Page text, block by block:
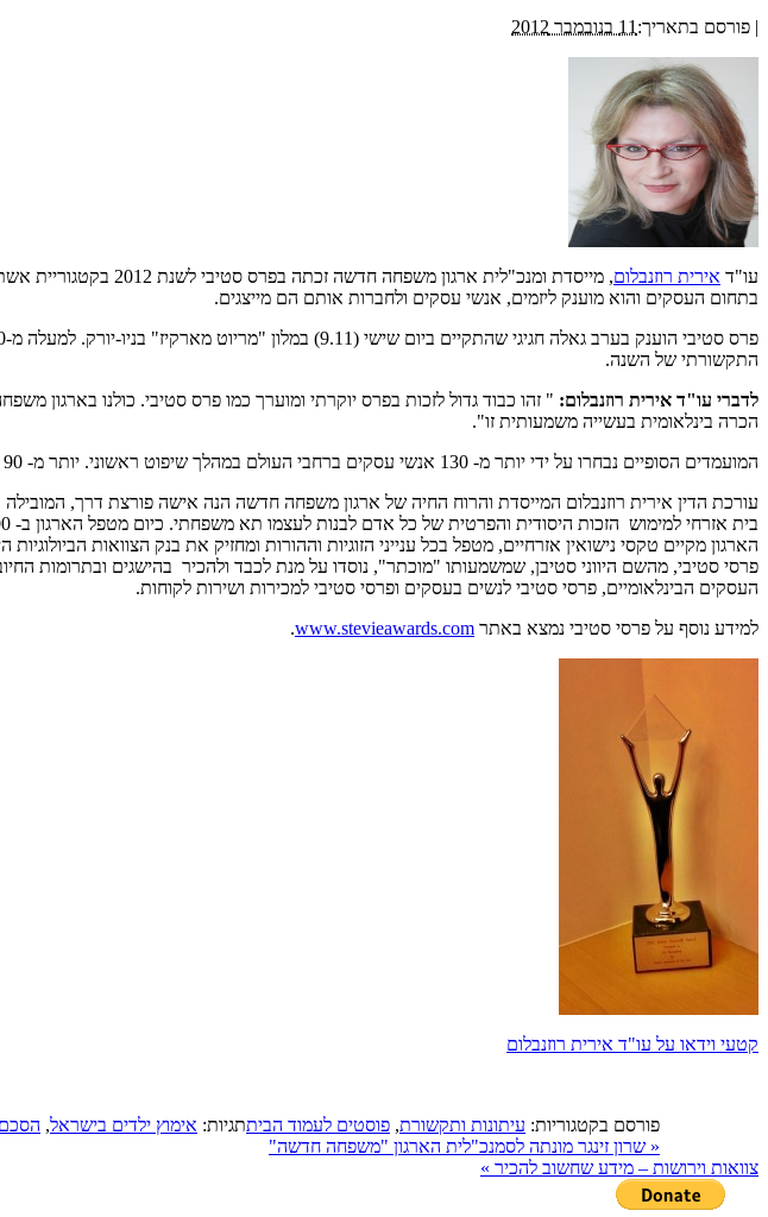
| פורסם בתאריך:11 בנובמבר 2012
עו"ד אירית רוזנבלום
, מייסדת ומנכ"לית
בתחום העסקים והוא מוענק ליזמים, אנשי עסקים ולחברות אותם הם מייצגים.
התקשורתי של השנה.
לדברי עו"ד אירית רוזנבלום:
הכרה בינלאומית בעשייה משמעותית זו".
המועמדים הסופיים נבחרו על ידי יותר מ- 130 אנשי עסקים ברחבי העולם במהלך שיפוט ראשוני. יותר מ- 90 חברים בחמש ועדות השיפוט הסופיות קבעו את המיקומים בפרס – זהב, כסף וברונזה.
הארגון מקיים טקסי נישואין אזרחיים, מטפל בכל ענייני הזוגיות וההורות ומחזיק את בנק הצוואות הביולוגיות
פרסי סטיבי, מהשם היווני סטיבן, שמשמעותו "מוכתר", נוסדו על מנת לכבד ולהכיר בהישגים ובתרומות
העסקים הבינלאומיים, פרסי סטיבי לנשים בעסקים ופרסי סטיבי למכירות ושירות לקוחות.
למידע נוסף על פרסי סטיבי נמצא באתר www.stevieawards.com
.
קטעי וידאו על עו"ד אירית רוזנבלום
פורסם בקטגוריות: עיתונות ותקשורת, פוסטים לעמוד הביתתגיות: אימוץ ילדים בישראל,
« שרון זינגר מונתה לסמנכ"לית הארגון "משפחה חדשה"
צוואות וירושות – מידע שחשוב להכיר »